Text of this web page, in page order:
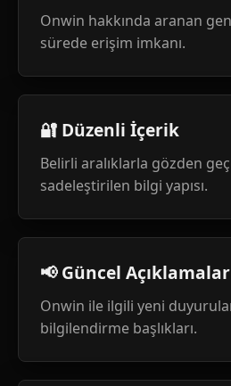
Onwin hakkında aranan
sürede erişim imkanı.
🔐 Düzenli İçerik
Belirli aralıklarla gözden
sadeleştirilen bilgi yapısı.
📢 Güncel Açıklamalar
Onwin ile ilgili yeni
bilgilendirme başlıkları.